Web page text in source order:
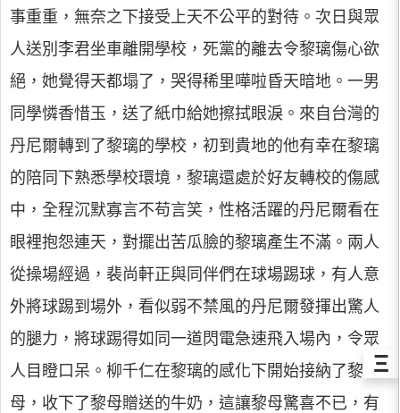
事重重，無奈之下接受上天不公平的對待。次日與眾
人送別李君坐車離開學校，死黨的離去令黎璃傷心欲
絕，她覺得天都塌了，哭得稀里嘩啦昏天暗地。一男
同學憐香惜玉，送了紙巾給她擦拭眼淚。來自台灣的
丹尼爾轉到了黎璃的學校，初到貴地的他有幸在黎璃
的陪同下熟悉學校環境，黎璃還處於好友轉校的傷感
中，全程沉默寡言不苟言笑，性格活躍的丹尼爾看在
眼裡抱怨連天，對擺出苦瓜臉的黎璃產生不滿。兩人
從操場經過，裴尚軒正與同伴們在球場踢球，有人意
外將球踢到場外，看似弱不禁風的丹尼爾發揮出驚人
的腿力，將球踢得如同一道閃電急速飛入場內，令眾
人目瞪口呆。柳千仁在黎璃的感化下開始接納了黎
母，收下了黎母贈送的牛奶，這讓黎母驚喜不已，有
Ξ